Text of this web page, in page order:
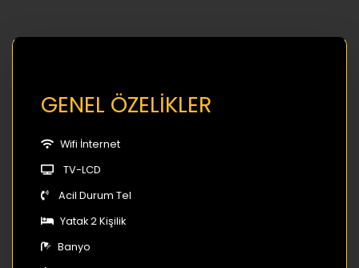
GENEL ÖZELİKLER
Wifi İnternet
TV-LCD
Acil Durum Tel
Yatak 2 Kişilik
Banyo